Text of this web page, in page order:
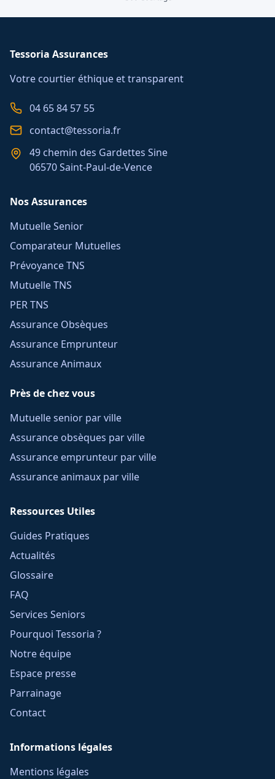
Tessoria Assurances
Votre courtier éthique et transparent
04 65 84 57 55
contact@tessoria.fr
49 chemin des Gardettes Sine
06570 Saint-Paul-de-Vence
Nos Assurances
Mutuelle Senior
Comparateur Mutuelles
Prévoyance TNS
Mutuelle TNS
PER TNS
Assurance Obsèques
Assurance Emprunteur
Assurance Animaux
Près de chez vous
Mutuelle senior par ville
Assurance obsèques par ville
Assurance emprunteur par ville
Assurance animaux par ville
Ressources Utiles
Guides Pratiques
Actualités
Glossaire
FAQ
Services Seniors
Pourquoi Tessoria ?
Notre équipe
Espace presse
Parrainage
Contact
Informations légales
Mentions légales